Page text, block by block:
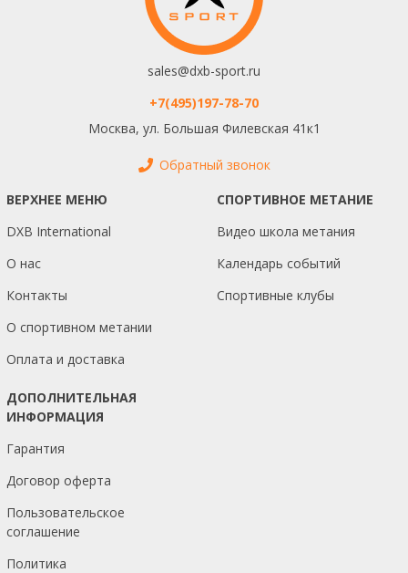
sales@dxb-sport.ru
+7(495)197-78-70
Москва, ул. Большая Филевская 41к1
Обратный звонок
ВЕРХНЕЕ МЕНЮ
DXB International
О нас
Контакты
О спортивном метании
Оплата и доставка
СПОРТИВНОЕ МЕТАНИЕ
Видео школа метания
Календарь событий
Спортивные клубы
ДОПОЛНИТЕЛЬНАЯ
ИНФОРМАЦИЯ
Гарантия
Договор оферта
Пользовательское
соглашение
Политика